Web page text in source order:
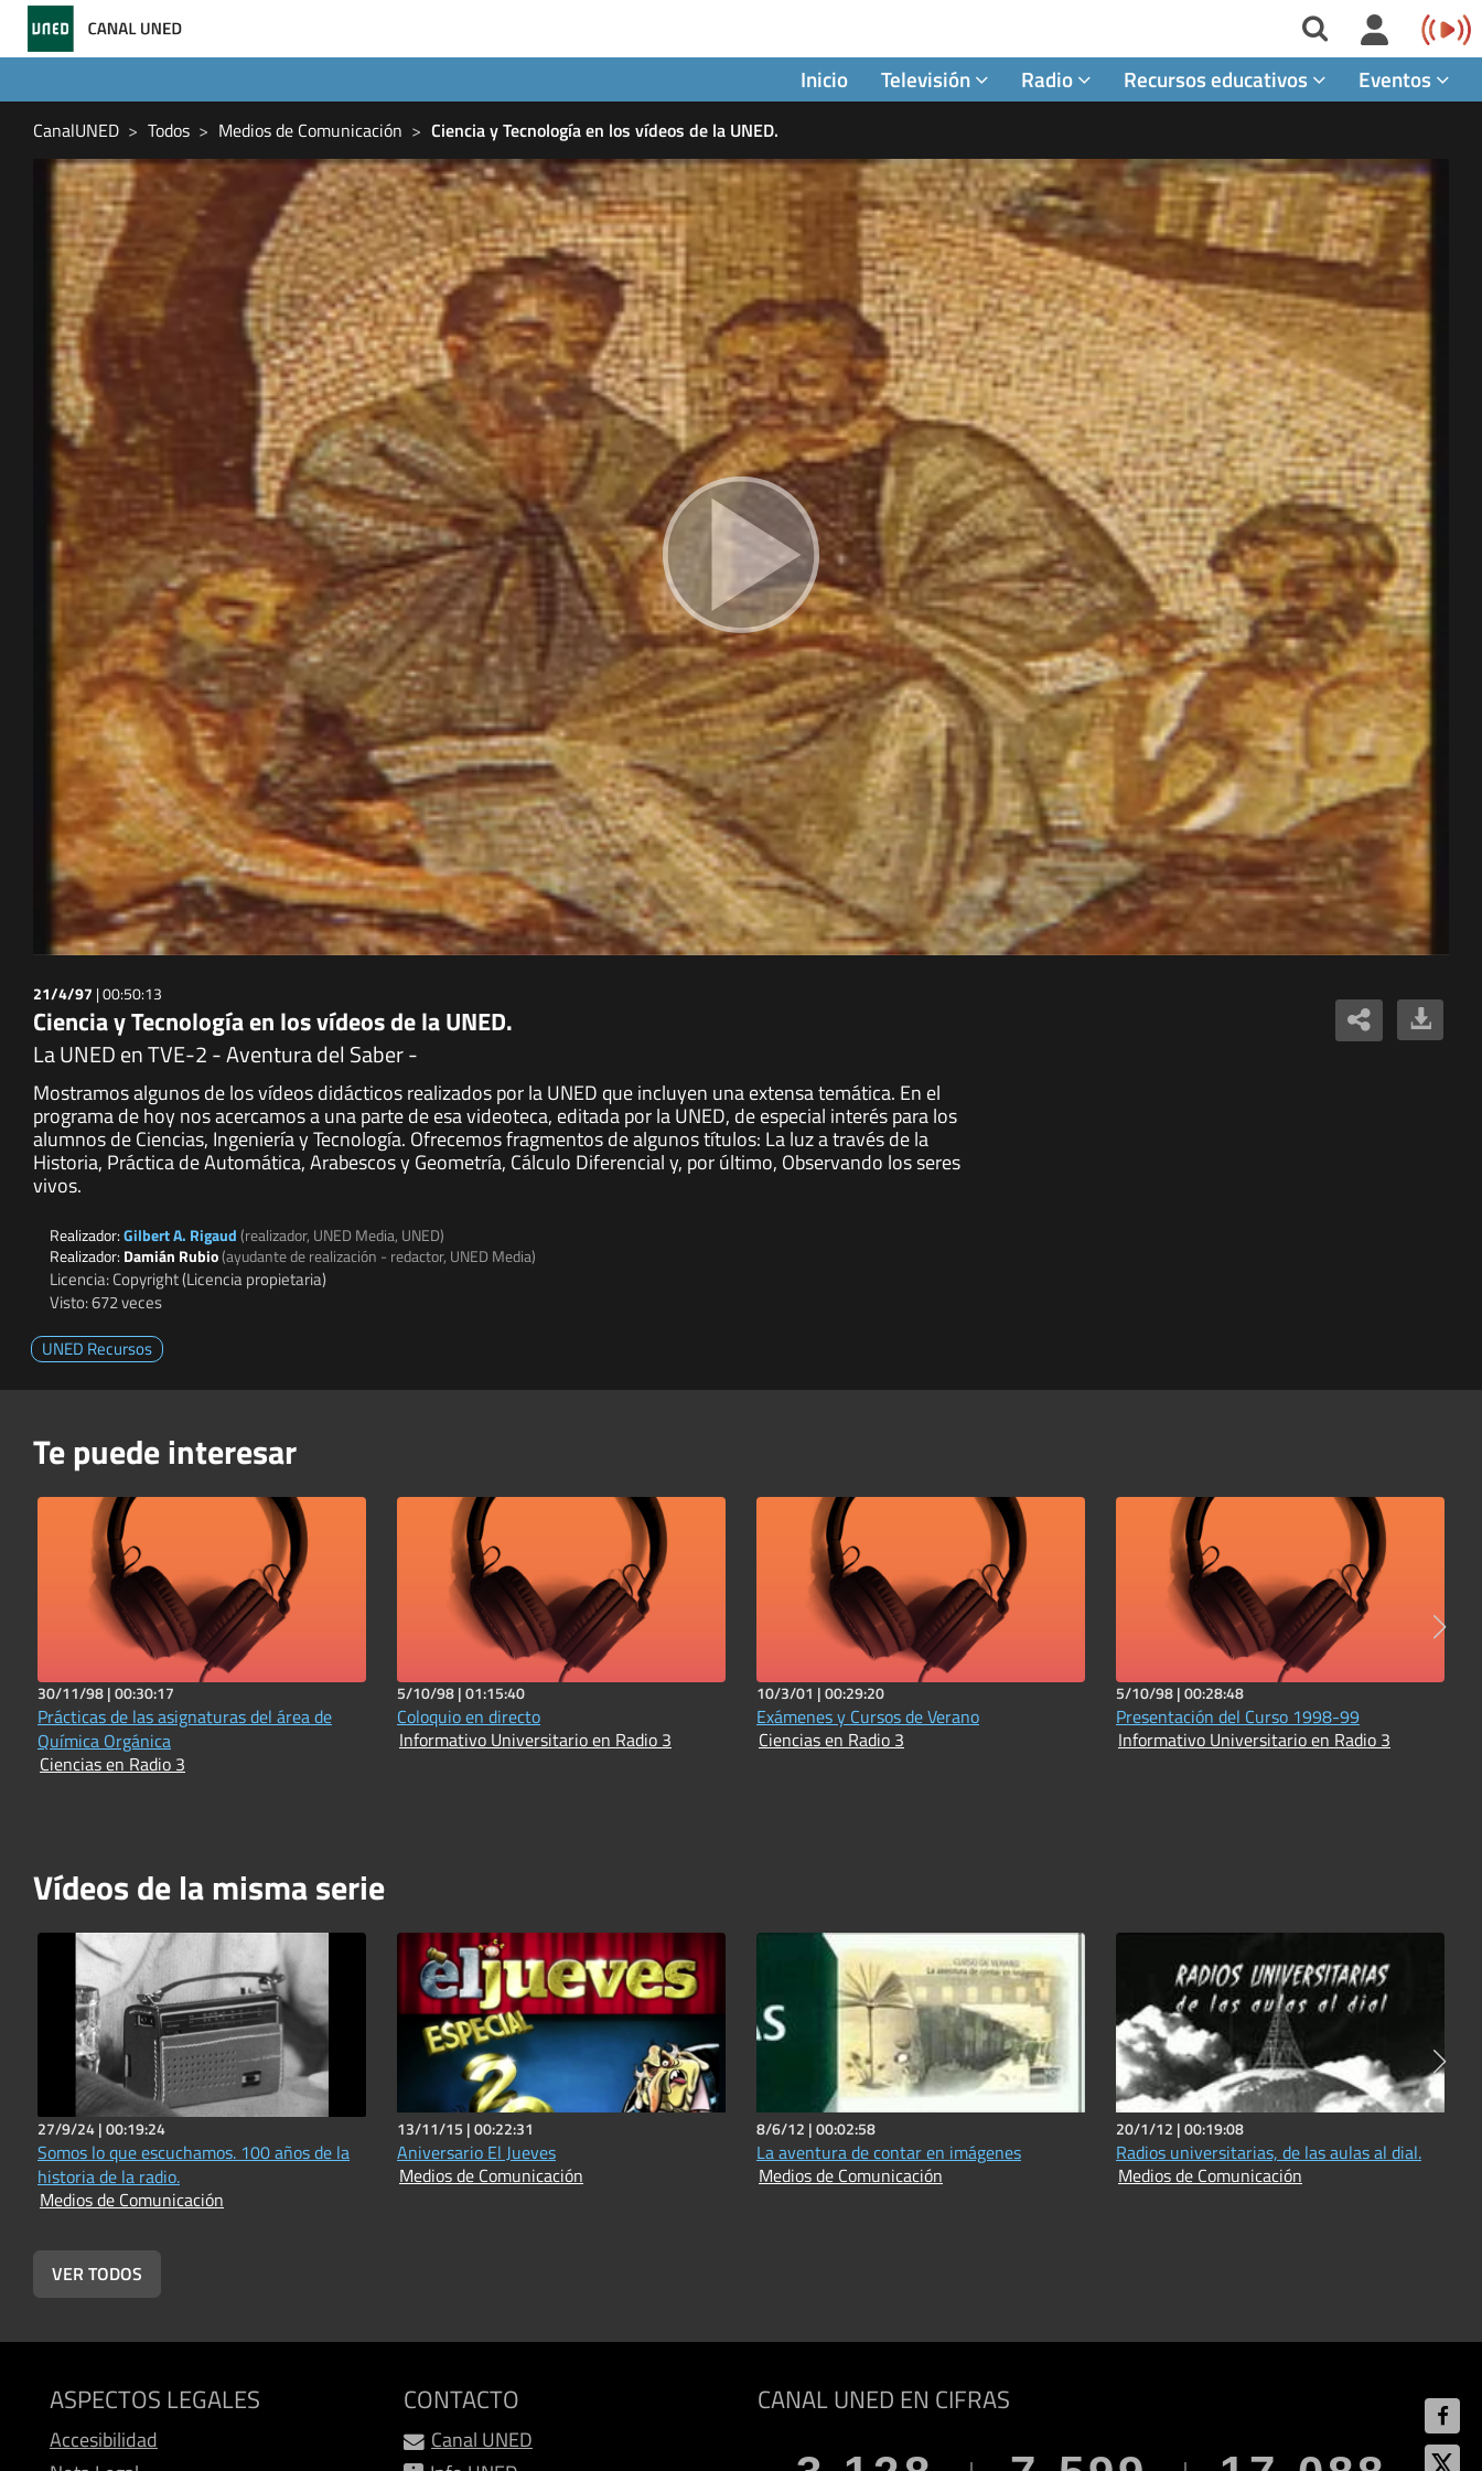
Inicio Televisión Radio Recursos educativos Eventos
CanalUNED Todos Medios de Comunicación Ciencia y Tecnología en los vídeos de la UNED.
21/4/97 |00:50:13
Ciencia y Tecnología en los vídeos de la UNED.
La UNED en TVE-2 - Aventura del Saber -
Mostramos algunos de los vídeos didácticos realizados por la UNED que incluyen una extensa temática. En el
programa de hoy nos acercamos a una parte de esa videoteca, editada por la UNED, de especial interés para los
alumnos de Ciencias, Ingeniería y Tecnología. Ofrecemos fragmentos de algunos títulos: La luz a través de la
Historia, Práctica de Automática, Arabescos y Geometría, Cálculo Diferencial y, por último, Observando los seres
vivos.
Realizador:Gilbert A. Rigaud(realizador, UNED Media, UNED)
Realizador: Damián Rubio(ayudante de realización - redactor, UNED Media)
Licencia: Copyright (Licencia propietaria)
Visto: 672 veces
UNED Recursos
Te puede interesar
30/11/98 |00:30:17
Prácticas de las asignaturas del área de
Química Orgánica
Ciencias en Radio 3
5/10/98 |01:15:40
Coloquio en directo
Informativo Universitario en Radio 3
10/3/01 |00:29:20
Exámenes y Cursos de Verano
Ciencias en Radio 3
5/10/98 |00:28:48
Presentación del Curso 1998-99
Informativo Universitario en Radio 3
Vídeos de la misma serie
27/9/24 |00:19:24
Somos lo que escuchamos. 100 años de la
historia de la radio.
Medios de Comunicación
13/11/15 |00:22:31
Aniversario El Jueves
Medios de Comunicación
8/6/12 |00:02:58
La aventura de contar en imágenes
Medios de Comunicación
20/1/12 |00:19:08
Radios universitarias, de las aulas al dial.
Medios de Comunicación
VER TODOS
ASPECTOS LEGALES
Accesibilidad
CONTACTO
Canal UNED
CANAL UNED EN CIFRAS